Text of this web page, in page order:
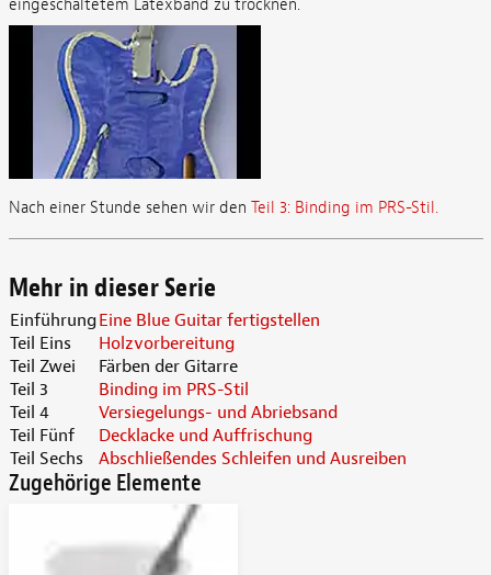
eingeschaltetem Latexband zu trocknen.
Nach einer Stunde sehen wir den Teil 3: Binding im PRS-Stil.
Mehr in dieser Serie
EinführungEine Blue Guitar fertigstellen
Teil Eins
Holzvorbereitung
Teil Zwei
Färben der Gitarre
Teil 3
Binding im PRS-Stil
Teil 4
Versiegelungs- und Abriebsand
Teil Fünf
Decklacke und Auffrischung
Teil Sechs
Abschließendes Schleifen und Ausreiben
Zugehörige Elemente